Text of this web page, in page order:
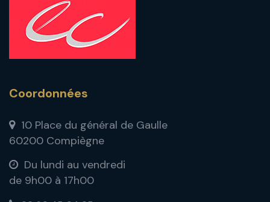
Coordonnées
10 Place du général de Gaulle
60200 Compiègne
Du lundi au vendredi
de 9h00 à 17h00